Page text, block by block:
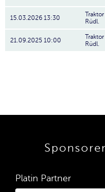
15.03.2026 13:30
Rüdl.
21.09.2025 10:00
Rüdl.
Platin Partner